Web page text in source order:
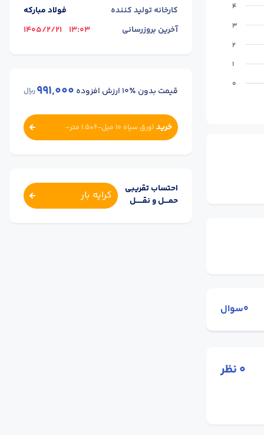
4
3
2
1
0
0سوال
0نظر
کارخانه تولید کننده
فولاد مبارکه
آخرین بروزرسانی
13:03
1405/2/21
قیمت بدون ٪۱۰ ارزش افزوده 991,000ریال
خرید (
ورق سیاه 10 میل-6*1.5 متر-
برش‌خورده)
احتساب تقریبی
حمــــل و نقــــــل
کرایه بار